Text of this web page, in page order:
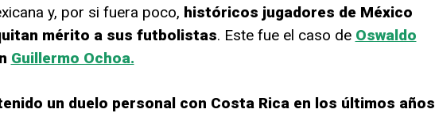
y, por si fuera poco, históricos jugadores de México
mérito a sus futbolistas. Este fue el caso de Oswaldo
Guillermo Ochoa.
un duelo personal con Costa Rica en los últimos años